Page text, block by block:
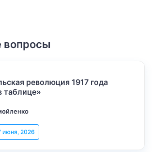
вопросы
революция 1917 года
таблице»
июня, 2026